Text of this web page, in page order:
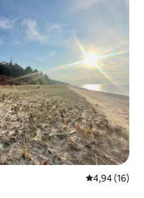
Note
4,94 (16)